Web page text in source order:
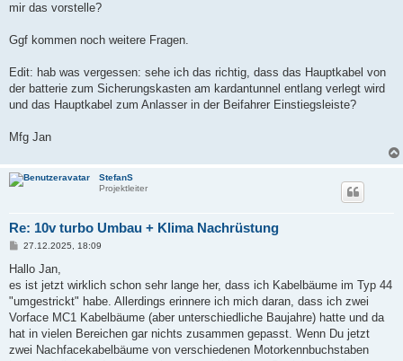
mir das vorstelle?
Ggf kommen noch weitere Fragen.
Edit: hab was vergessen: sehe ich das richtig, dass das Hauptkabel von
der batterie zum Sicherungskasten am kardantunnel entlang verlegt wird
und das Hauptkabel zum Anlasser in der Beifahrer Einstiegsleiste?
Mfg Jan
StefanS
Projektleiter
Re: 10v turbo Umbau + Klima Nachrüstung
B
i
r
a
27.12.2025, 18:09
Hallo Jan,
es ist jetzt wirklich schon sehr lange her, dass ich Kabelbäume im Typ 44
"umgestrickt" habe. Allerdings erinnere ich mich daran, dass ich zwei
Vorface MC1 Kabelbäume (aber unterschiedliche Baujahre) hatte und da
hat in vielen Bereichen gar nichts zusammen gepasst. Wenn Du jetzt
zwei Nachfacekabelbäume von verschiedenen Motorkennbuchstaben